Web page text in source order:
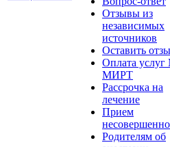
Отзывы из
независимых
источников
Оставить
Оплата
МИРТ
Рассрочка на
лечение
Прием
Родителям об